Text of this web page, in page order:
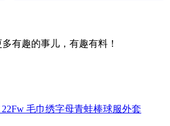
有趣的事儿，有趣有料！
毛巾绣字母青蛙棒球服外套